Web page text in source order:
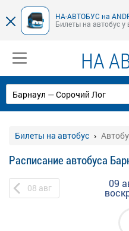
НА-АВТОБУС на
Билеты на автобус у
НА
Билеты на автобус
Расписание автобуса
08 авг 09